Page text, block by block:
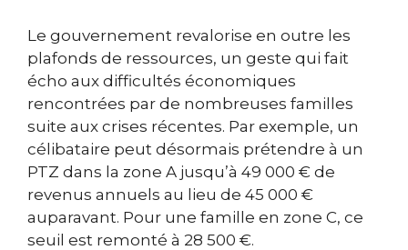
Le gouvernement revalorise en outre les
plafonds de ressources, un geste qui fait
écho aux difficultés économiques
rencontrées par de nombreuses familles
suite aux crises récentes. Par exemple, un
célibataire peut désormais prétendre à un
PTZ dans la zone A jusqu’à 49 000 € de
revenus annuels au lieu de 45 000 €
auparavant. Pour une famille en zone C, ce
seuil est remonté à 28 500 €.